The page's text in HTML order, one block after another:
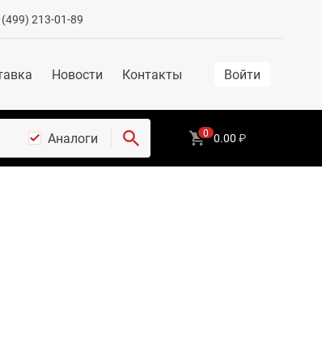
213-01-89
Новости Контакты Войти
Аналоги 0 0.00 ₽